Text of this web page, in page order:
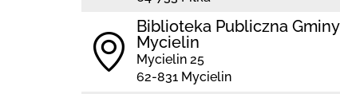
Biblioteka Publiczna Gminy
Mycielin
Mycielin 25
62-831 Mycielin